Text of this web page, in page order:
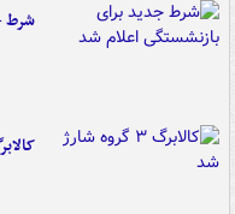
شرط
کالابرگ ۳